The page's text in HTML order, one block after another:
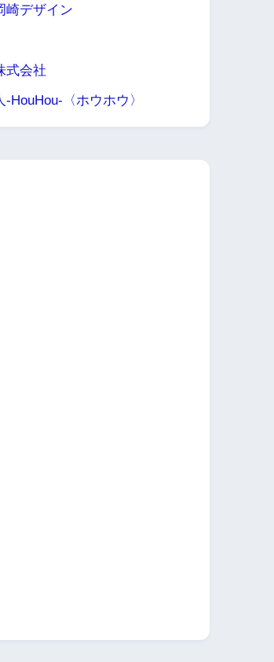
崎デザイン
式会社
HouHou-〈ホウホウ〉